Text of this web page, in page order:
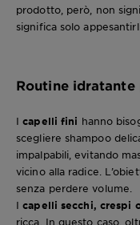
prodotto, però, non
significa solo
Routine
Icapelli fini hanno
scegliere shampoo
impalpabili, evitando
vicino alla radice.
senza perdere volume.
Icapelli secchi, crespi
ricca. In questo caso,